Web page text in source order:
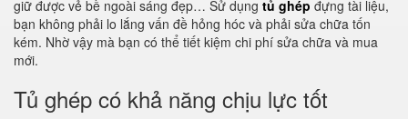
giữ được vẻ bề ngoài sáng đẹp… Sử dụng tủ ghép đựng tài liệu,
bạn không phải lo lắng vấn đề hỏng hóc và phải sửa chữa tốn
kém. Nhờ vậy mà bạn có thể tiết kiệm chi phí sửa chữa và mua
mới.
Tủ ghép có khả năng chịu lực tốt